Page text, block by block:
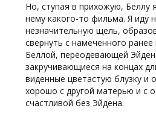
Но, ступая в прихожую, Беллу
нему какого-то фильма. Я иду
незначительную щель,
свернуть с намеченного
Беллой, переодевающей
закручивающиеся на концах
виденные цветастую блузку
хорошо с другой матерью и с
счастливой без Эйдена.